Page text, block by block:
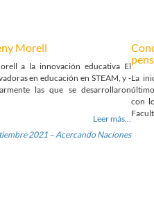
Morell
a la innovación educativa El
en educación en STEAM, y -
las que se desarrollaron
Leer más…
2021 – Acercando Naciones
La
con